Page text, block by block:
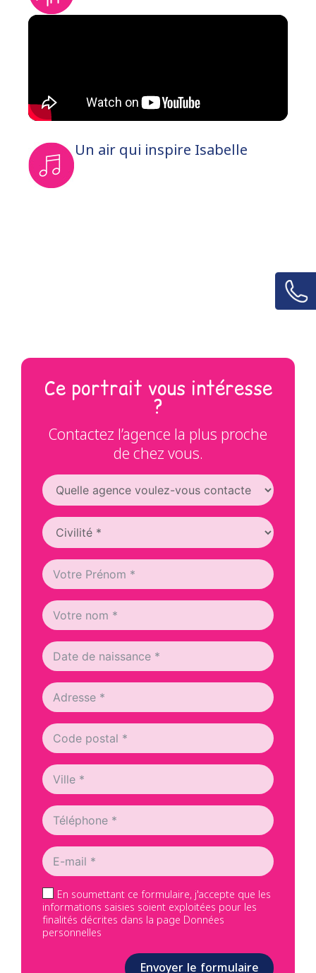
Un air qui inspire Isabelle
Ce portrait vous intéresse
?
Contactez l’agence la plus proche
de chez vous.
En soumettant ce formulaire, j'accepte que les
informations saisies soient exploitées pour les
finalités décrites dans la page Données
personnelles
Envoyer le formulaire